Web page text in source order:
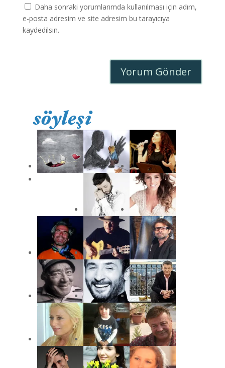
Daha sonraki yorumlarımda kullanılması için adım,
e-posta adresim ve site adresim bu tarayıcıya
kaydedilsin.